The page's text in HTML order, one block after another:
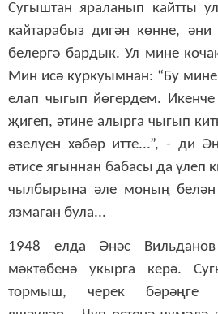
Сугыштан яраланып кайтты
кайтарабыз дигән көнне, әни
белергә бардык. Ул мине
Мин исә куркуымнан: “Бу
елап чыгып йөгердем. Икенче
җигеп, әтине алырга чыгып
өзелүен хәбәр итте...”, - ди
әтисе ягыннан бабасы да үлеп
чылбырына әле моның белән
язмаган була...
1948 елда Әнәс
мәктәбенә укырга керә.
тормыш, черек бәрәңге